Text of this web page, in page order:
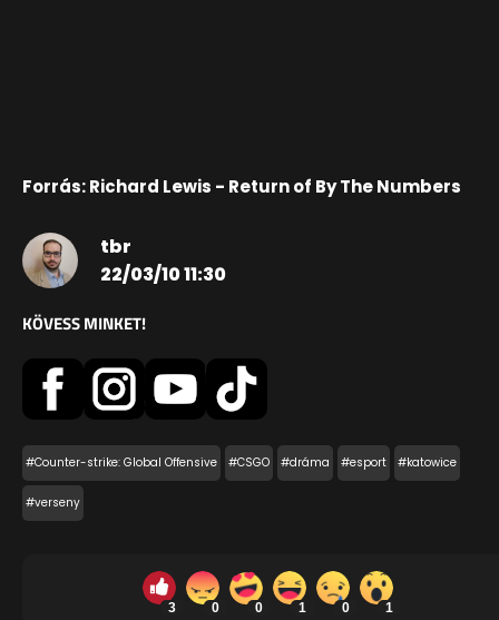
Forrás: Richard Lewis - Return of By The Numbers
tbr
22/03/10 11:30
KÖVESS MINKET!
#Counter-strike: Global Offensive #CSGO #dráma #esport #katowice
#verseny
3 0 0 1 0 1